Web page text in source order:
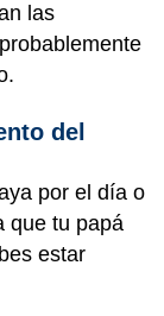
las
del
por el día o
que tu papá
estar